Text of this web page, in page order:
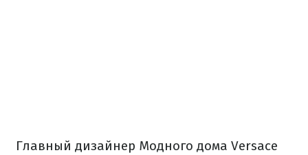
Главный дизайнер Модного дома Versace